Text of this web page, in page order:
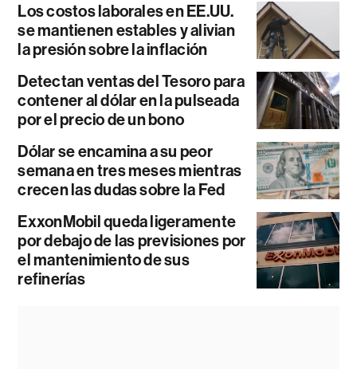
Los costos laborales en EE.UU.
se mantienen estables y alivian
la presión sobre la inflación
Detectan ventas del Tesoro para
contener al dólar en la pulseada
por el precio de un bono
Dólar se encamina a su peor
semana en tres meses mientras
crecen las dudas sobre la Fed
ExxonMobil queda ligeramente
por debajo de las previsiones por
el mantenimiento de sus
refinerías